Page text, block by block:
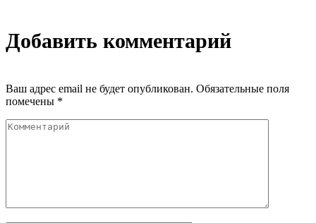
Добавить комментарий
Ваш адрес email не будет опубликован. Обязательные поля
помечены *